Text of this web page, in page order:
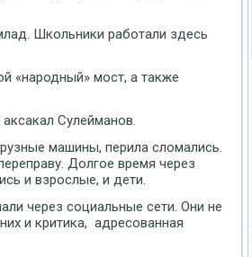
Школьники работали здесь
«народный» мост, а также
Сулейманов.
машины, перила сломались.
Долгое время через
и взрослые, и дети.
через социальные сети. Они не
и критика, адресованная